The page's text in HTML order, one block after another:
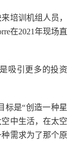
培训机组人员，
在2021年现场直
吸引更多的投资
标是“创造一种星
中生活，在太空
需求为了那个原